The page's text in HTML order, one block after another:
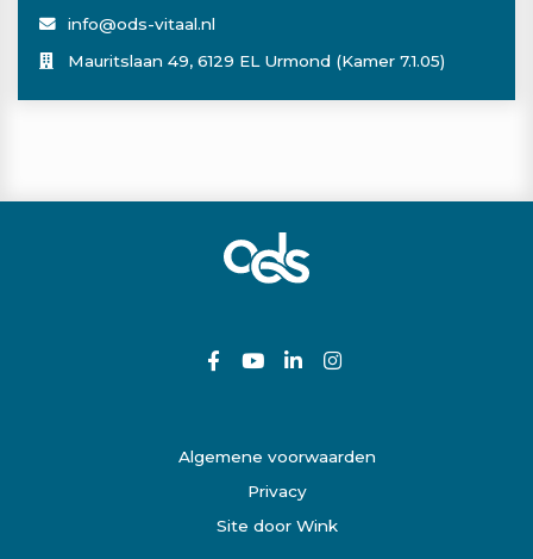
info@ods-vitaal.nl
Mauritslaan 49, 6129 EL Urmond (Kamer 7.1.05)
Algemene voorwaarden
Privacy
Site door Wink